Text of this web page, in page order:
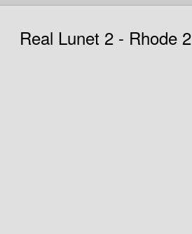
Real Lunet 2 - Rhode 2